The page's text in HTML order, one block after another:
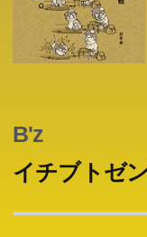
夫婦のかたちに正
芥川賞作家の夫と
勧めあった結果―?
本に出会える、―類
B'z
イチブトゼ